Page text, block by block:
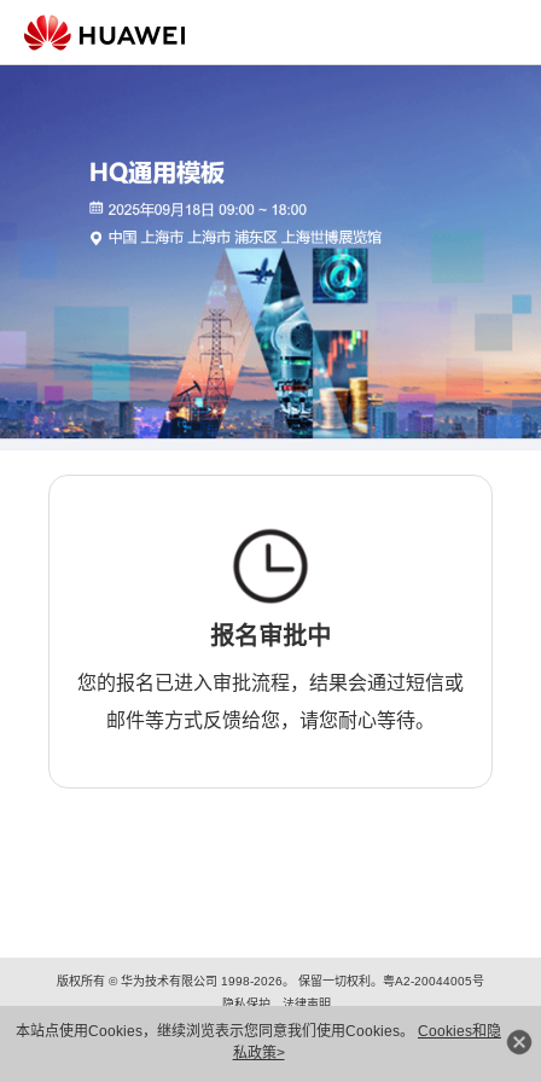
本站点使用Cookies，继续浏览表示您同意我们使用Cookies。 Cookies和隐
私政策>
报名审批中
您的报名已进入审批流程，结果会通过短信或
邮件等方式反馈给您，请您耐心等待。
版权所有 © 华为技术有限公司 1998-2026。 保留一切权利。粤A2-20044005号
隐私保护
法律声明